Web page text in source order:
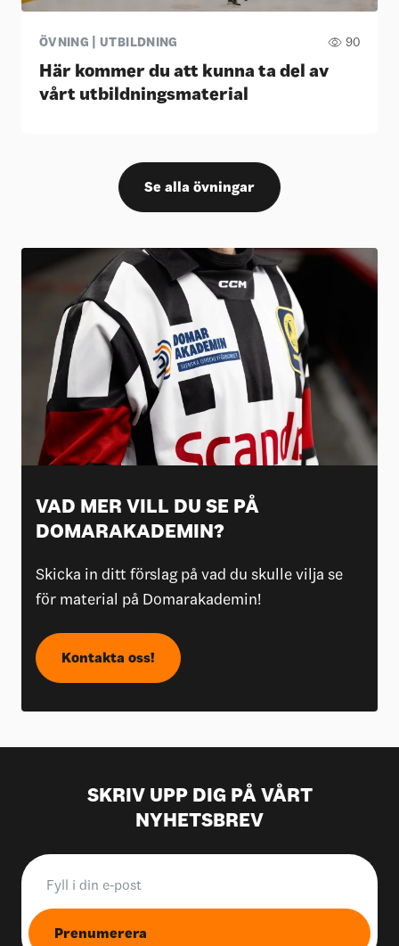
ÖVNING | UTBILDNING 90
Här kommer du att kunna ta del av
vårt utbildningsmaterial
Se alla övningar
VAD MER VILL DU SE PÅ
DOMARAKADEMIN?
Skicka in ditt förslag på vad du skulle vilja se
för material på Domarakademin!
Kontakta oss!
SKRIV UPP DIG PÅ VÅRT
NYHETSBREV
Prenumerera